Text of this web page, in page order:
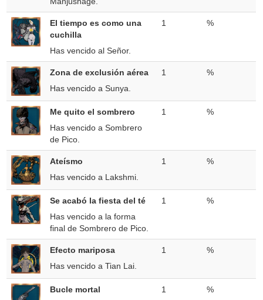
El tiempo es como una
cuchilla
Has vencido al Señor.
1 %
Zona de exclusión aérea
Has vencido a Sunya.
1 %
Me quito el sombrero
Has vencido a Sombrero
de Pico.
1 %
Ateísmo
Has vencido a Lakshmi.
1 %
Se acabó la fiesta del té
Has vencido a la forma
final de Sombrero de Pico.
1 %
Efecto mariposa
Has vencido a Tian Lai.
1 %
Bucle mortal
1 %